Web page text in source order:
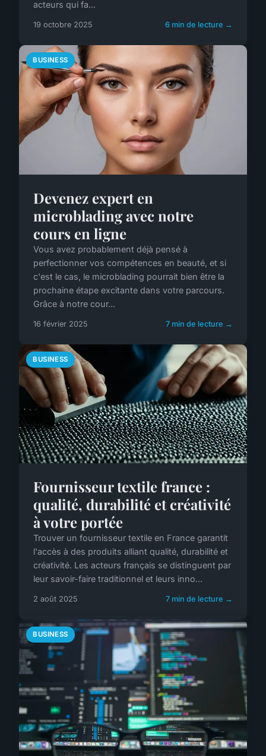
acteurs qui fa...
19 octobre 2025 6 min de lecture →
BUSINESS
Devenez expert en
microblading avec notre
cours en ligne
Vous avez probablement déjà pensé à
perfectionner vos compétences en beauté, et si
c'est le cas, le microblading pourrait bien être la
prochaine étape excitante dans votre parcours.
Grâce à notre cour...
16 février 2025 7 min de lecture →
BUSINESS
Fournisseur textile france :
qualité, durabilité et créativité
à votre portée
Trouver un fournisseur textile en France garantit
l'accès à des produits alliant qualité, durabilité et
créativité. Les acteurs français se distinguent par
leur savoir-faire traditionnel et leurs inno...
2 août 2025 7 min de lecture →
BUSINESS